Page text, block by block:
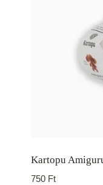
Kartopu
750 Ft